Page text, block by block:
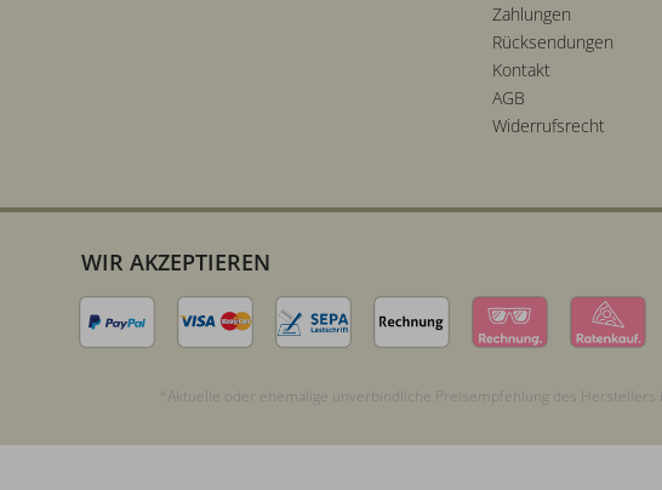
Zahlungen
Rücksendungen
Kontakt
AGB
Widerrufsrecht
WIR AKZEPTIEREN
*Aktuelle oder ehemalige unverbindliche Preisempfehlung des